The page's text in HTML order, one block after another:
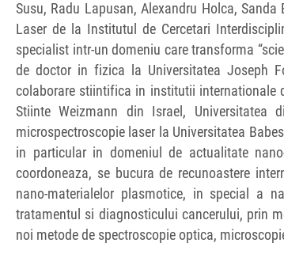
Susu, Radu Lapusan, Alexandru Holca,
Laser de la Institutul de Cercetari
specialist intr-un domeniu care transforma
de doctor in fizica la Universitatea Joseph
colaborare stiintifica in institutii internationale
Stiinte Weizmann din Israel,
microspectroscopie laser la Universitatea
in particular in domeniul de actualitate
coordoneaza, se bucura de recunoastere
nano-materialelor plasmotice, in special a
tratamentul si diagnosticului cancerului, prin
noi metode de spectroscopie optica,